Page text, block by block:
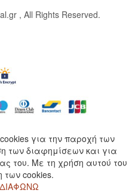
, All Rights Reserved.
για την παροχή των
των διαφημίσεων και για
του. Με τη χρήση αυτού του
των cookies.
ΔΙΑΦΩΝΩ